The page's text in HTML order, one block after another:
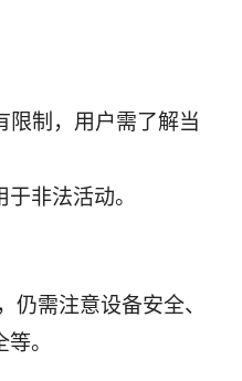
限制，用户需了解当
非法活动。
仍需注意设备安全、
。